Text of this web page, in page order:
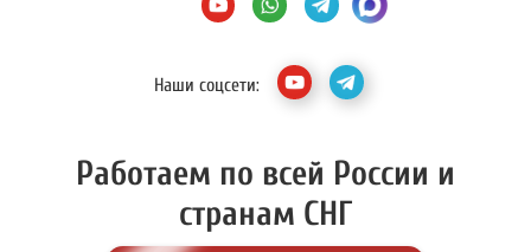
Наши соцсети:
Работаем по всей России и
странам СНГ